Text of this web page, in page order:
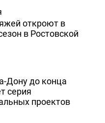
откроют в
в Ростовской
Дону до конца
серия
проектов